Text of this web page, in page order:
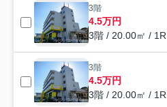
3階
4.5万円
3階 / 20.00㎡ / 1R
3階
4.5万円
3階 / 20.00㎡ / 1R